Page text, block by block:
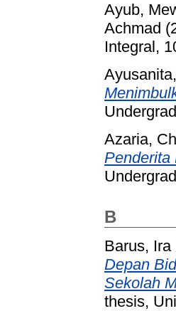
Ayub,
Achmad
Integral,
Azaria,
Penderita
B
Barus, Ira
Depan
Sekolah
thesis,